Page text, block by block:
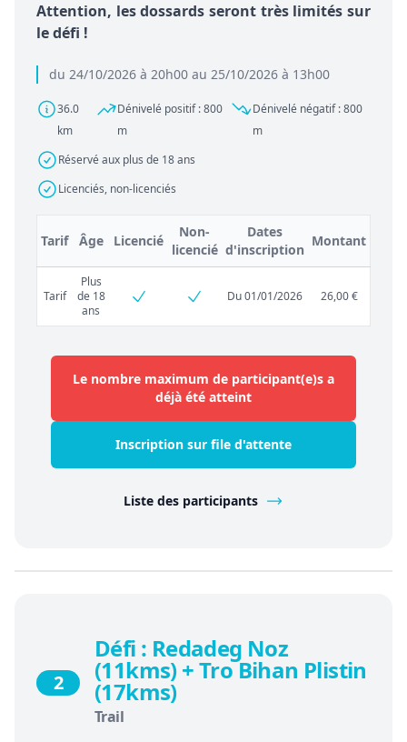
du 24/10/2026 à 20h00 au 25/10/2026 à 13h00
36.0
km
Dénivelé positif : 800
m
Dénivelé négatif : 800
m
Réservé aux plus de 18 ans
Licenciés, non-licenciés
Attention, les dossards seront très limités sur
le défi !
Tarif Âge Licencié
Non-
licencié
Dates
d'inscription
Montant
Tarif
Plus
de 18
ans
Du 01/01/2026 26,00 €
Le nombre maximum de participant(e)s a
déjà été atteint
Inscription sur file d'attente
Liste des participants
2
Défi : Redadeg Noz
(11kms) + Tro Bihan Plistin
(17kms)
Trail